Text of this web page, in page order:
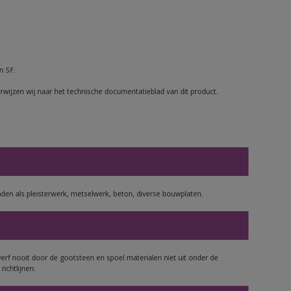
SF.
wij naar het technische documentatieblad van dit product.
als pleisterwerk, metselwerk, beton, diverse bouwplaten.
nooit door de gootsteen en spoel materialen niet uit onder de